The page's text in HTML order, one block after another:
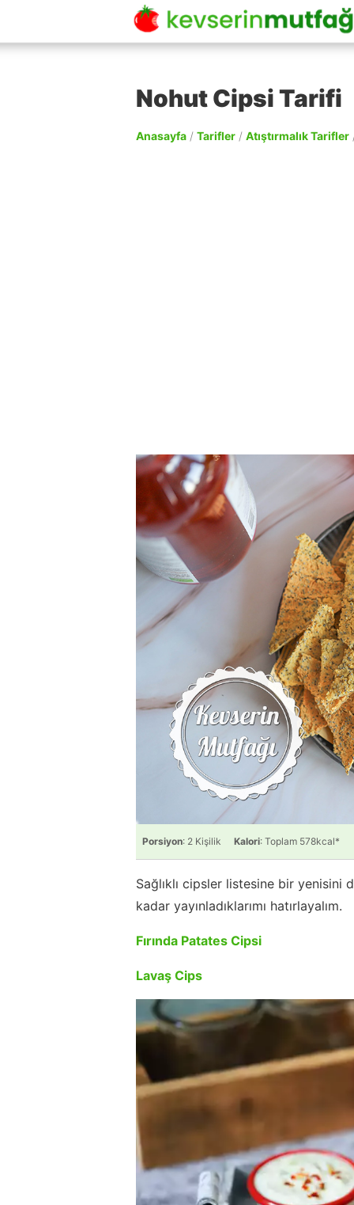
Nohut Cipsi Tarifi
Anasayfa / Tarifler / Atıştırmalık Tarifler
Porsiyon: 2 Kişilik Kalori: Toplam 578kcal*
Sağlıklı cipsler listesine bir
kadar yayınladıklarımı hatırlayalım.
Fırında Patates Cipsi
Lavaş Cips